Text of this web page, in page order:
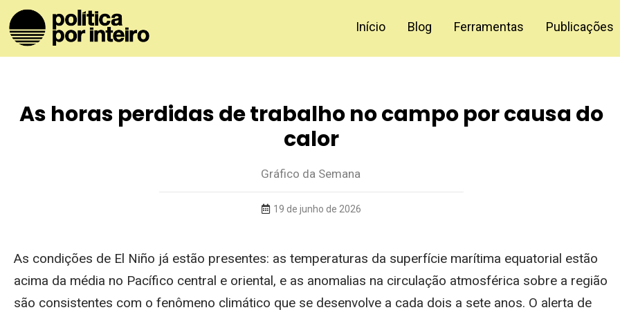
Início Blog Ferramentas Publicações
As horas perdidas de trabalho no campo por causa do
calor
Gráfico da Semana
19 de junho de 2026
As condições de El Niño já estão presentes: as temperaturas da superfície marítima equatorial estão
acima da média no Pacífico central e oriental, e as anomalias na circulação atmosférica sobre a região
são consistentes com o fenômeno climático que se desenvolve a cada dois a sete anos. O alerta de